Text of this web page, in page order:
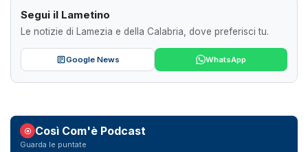
Segui il Lametino
Le notizie di Lamezia e della Calabria, dove preferisci tu.
Google News WhatsApp
Così Com'è Podcast
Guarda le puntate